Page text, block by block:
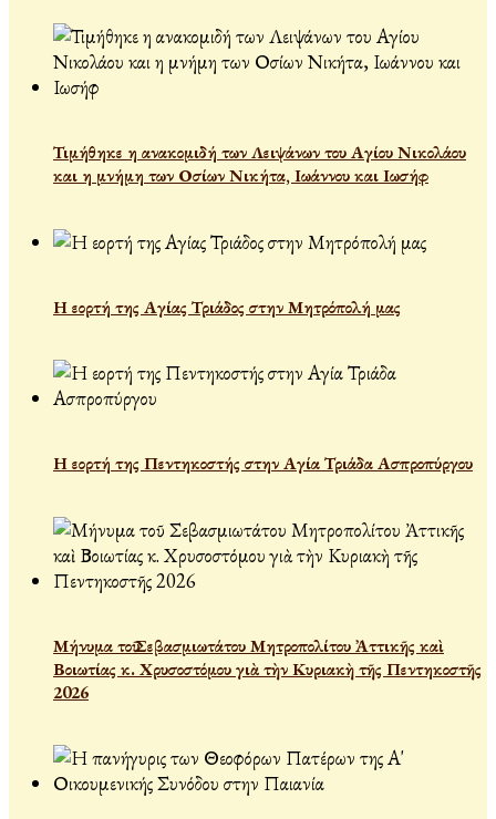
Τιμήθηκε η ανακομιδή των Λειψάνων του Αγίου Νικολάου
και η μνήμη των Οσίων Νικήτα, Ιωάννου και Ιωσήφ
Η εορτή της Αγίας Τριάδος στην Μητρόπολή μας
Η εορτή της Πεντηκοστής στην Αγία Τριάδα Ασπροπύργου
Μήνυμα τοῦ Σεβασμιωτάτου Μητροπολίτου Ἀττικῆς καὶ
Βοιωτίας κ. Χρυσοστόμου γιὰ τὴν Κυριακὴ τῆς Πεντηκοστῆς
2026